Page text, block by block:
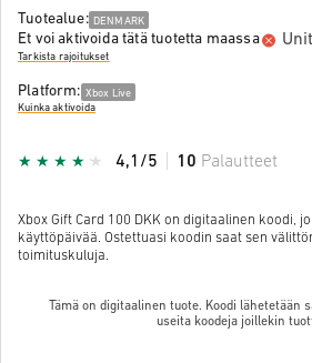
Tuotealue: DENMARK
Et voi aktivoida tätä tuotetta maassa
Tarkista rajoitukset
Platform: Xbox Live
Kuinka aktivoida
4,1/5 10 Palautteet
Xbox Gift Card 100 DKK on digitaalinen koodi,
käyttöpäivää. Ostettuasi koodin saat sen
toimituskuluja.
Tämä on digitaalinen tuote. Koodi lähetetään
useita koodeja joillekin